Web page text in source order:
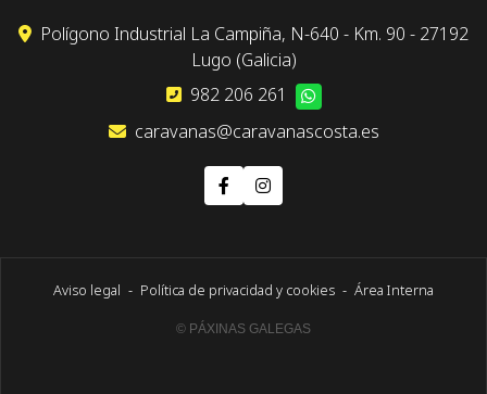
Polígono Industrial La Campiña, N-640 - Km. 90 - 27192
Lugo (Galicia)
982 206 261
caravanas@caravanascosta.es
Aviso legal - Política de privacidad y cookies - Área Interna
© PÁXINAS GALEGAS